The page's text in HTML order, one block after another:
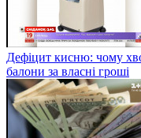
Дефіцит кисню: чому
балони за власні гроші